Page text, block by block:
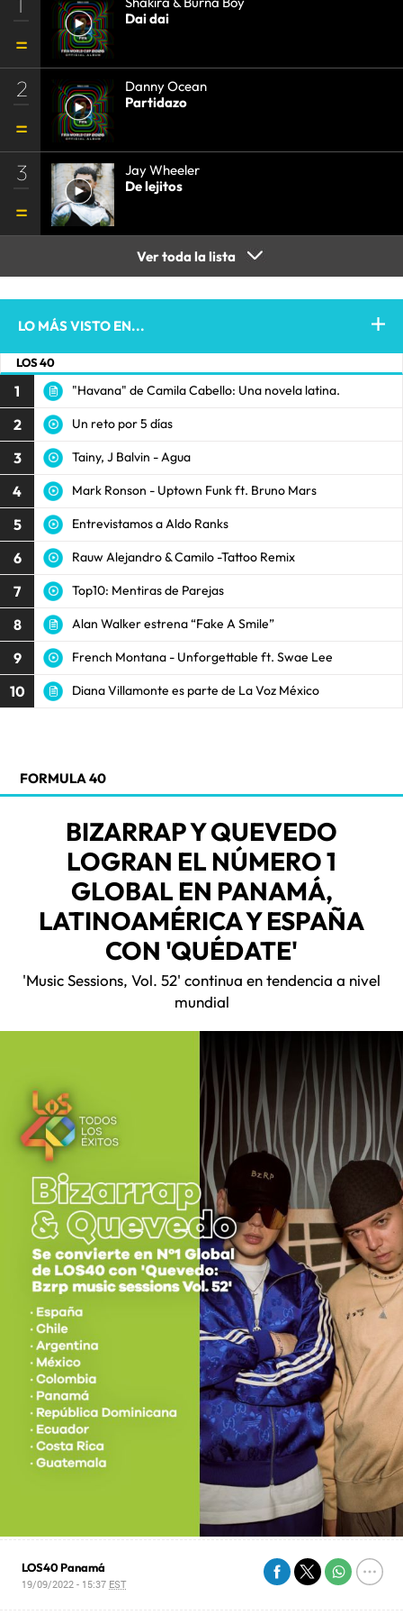
Dai dai
2
Danny Ocean
Partidazo
3
Jay Wheeler
De lejitos
Ver toda la lista
LO MÁS VISTO EN...
LOS 40
1 "Havana" de Camila Cabello: Una novela latina.
2 Un reto por 5 días
3 Tainy, J Balvin - Agua
4 Mark Ronson - Uptown Funk ft. Bruno Mars
5 Entrevistamos a Aldo Ranks
6 Rauw Alejandro & Camilo -Tattoo Remix
7 Top10: Mentiras de Parejas
8 Alan Walker estrena “Fake A Smile”
9 French Montana - Unforgettable ft. Swae Lee
10 Diana Villamonte es parte de La Voz México
FORMULA 40
BIZARRAP Y QUEVEDO
LOGRAN EL NÚMERO 1
GLOBAL EN PANAMÁ,
LATINOAMÉRICA Y ESPAÑA
CON 'QUÉDATE'
'Music Sessions, Vol. 52' continua en tendencia a nivel
mundial
LOS40 Panamá
19/09/2022 - 15:37 EST